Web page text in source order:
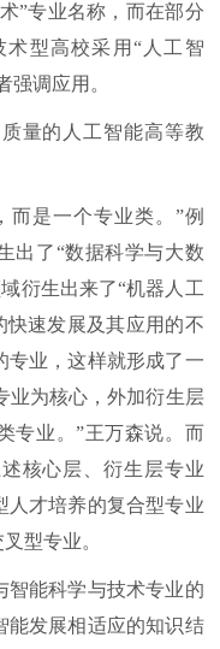
”专业名称，而在部分
型高校采用“人工智
调应用。
量的人工智能高等教
是一个专业类。”例
出了“数据科学与大数
衍生出来了“机器人工
速发展及其应用的不
专业，这样就形成了一
业为核心，外加衍生层
专业。”王万森说。而
核心层、衍生层专业
人才培养的复合型专业
型专业。
能科学与技术专业的
能发展相适应的知识结